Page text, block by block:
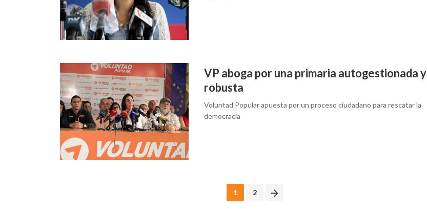
VP aboga por una primaria autogestionada y
robusta
Voluntad Popular apuesta por un proceso ciudadano para rescatar la
democracia
1 2